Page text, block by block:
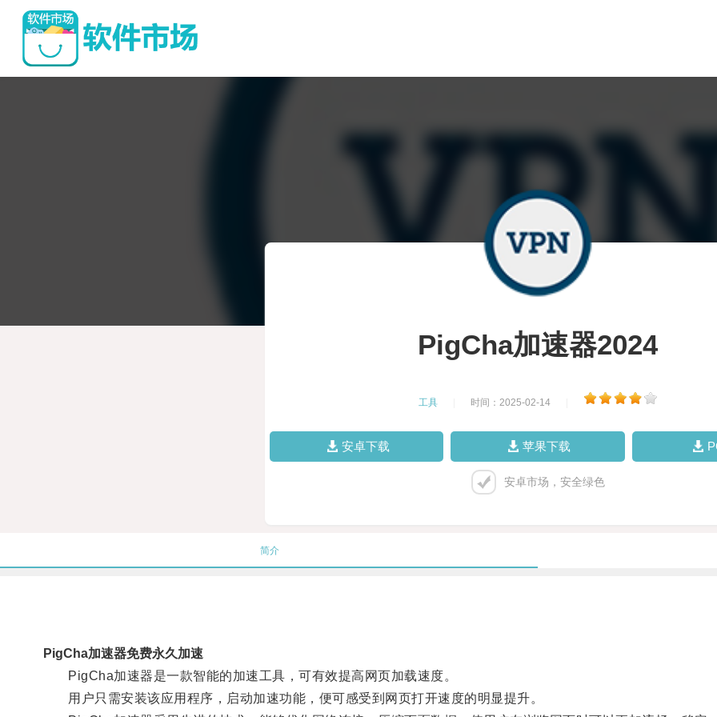
PigCha加速器2024
工具 时间：2025-02-14
安卓下载 苹果下载
安卓市场，安全绿色
简介
PigCha加速器免费永久加速
PigCha加速器是一款智能的加速工具，可有效提高网页加载速度。
用户只需安装该应用程序，启动加速功能，便可感受到网页打开速度的明显提升。